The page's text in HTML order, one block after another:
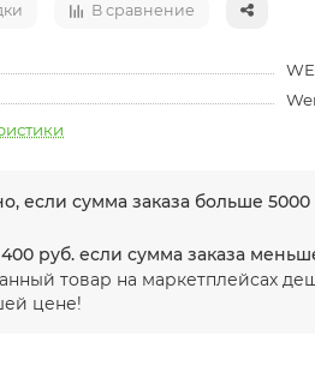
В сравнение
если сумма заказа больше
400 руб. если сумма заказа
товар на маркетплейсах
цене!